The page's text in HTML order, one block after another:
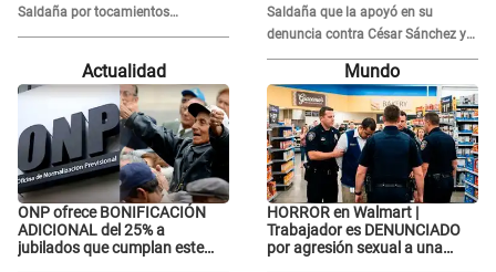
Saldaña por tocamientos
indebidos: "Pido respetar la
Saldaña que la apoyó en su
denuncia contra César Sánchez y
confrontó al dueño de 'La Bella
Actualidad
ONP ofrece BONIFICACIÓN
ADICIONAL del 25% a
jubilados que cumplan este
Mundo
HORROR en Walmart |
Trabajador es DENUNCIADO
por agresión sexual a una